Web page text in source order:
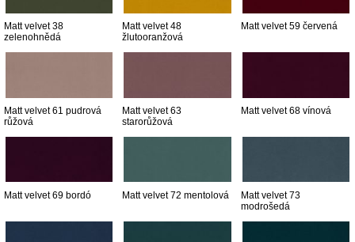
Matt velvet 38
zelenohnědá
Matt velvet 48
žlutooranžová
Matt velvet 59 červená
Matt velvet 61 pudrová
růžová
Matt velvet 63
starorůžová
Matt velvet 68 vínová
Matt velvet 69 bordó Matt velvet 72 mentolová
Matt velvet 73
modrošedá